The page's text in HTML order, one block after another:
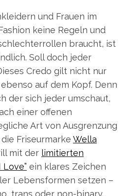
und Frauen im
keine Regeln und
braucht, ist
Soll doch jeder
Credo gilt nicht nur
auf dem Kopf. Denn
der sich jeder umschaut,
einer offenen
Art von Ausgrenzung
Friseurmarke Wella
mit der limitierten
ein klares Zeichen
Lebensformen setzen –
trans oder non-binary.